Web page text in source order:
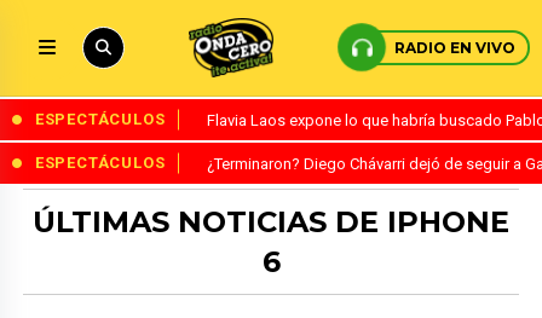
RADIO EN VIVO
ESPECTÁCULOS Flavia Laos expone lo que habría buscado
ESPECTÁCULOS ¿Terminaron? Diego Chávarri dejó de seguir a
ÚLTIMAS NOTICIAS DE IPHONE
6